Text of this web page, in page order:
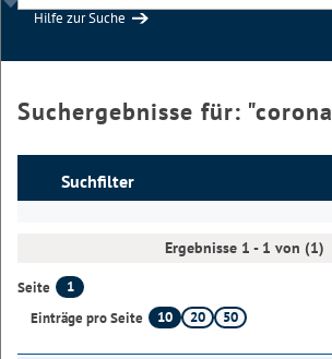
Hilfe zur Suche
Suchergebnisse für: "corona
Suchfilter
Ergebnisse 1 - 1 von (1)
Seite
1
Einträge pro Seite
10 20 50